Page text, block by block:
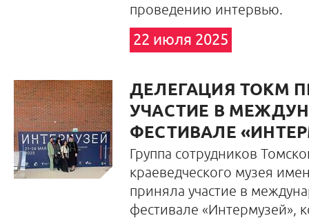
проведению интервью.
22 июля 2025
ДЕЛЕГАЦИЯ ТОКМ
УЧАСТИЕ В
ФЕСТИВАЛЕ
Группа сотрудников
краеведческого музея
приняла участие в
фестивале «Интермузей»,